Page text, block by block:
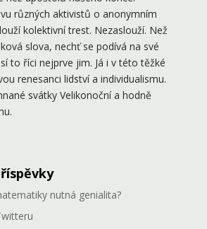
různých aktivistů o anonymním
kolektivní trest. Nezaslouží. Než
slova, nechť se podívá na své
to říci nejprve jim. Já i v této těžké
renesanci lidství a individualismu.
svátky Velikonoční a hodně
nutná genialita?